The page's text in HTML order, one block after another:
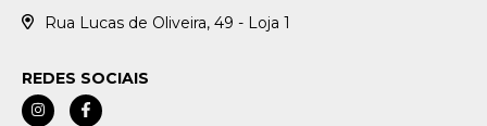
Rua Lucas de Oliveira, 49 - Loja 1
REDES SOCIAIS